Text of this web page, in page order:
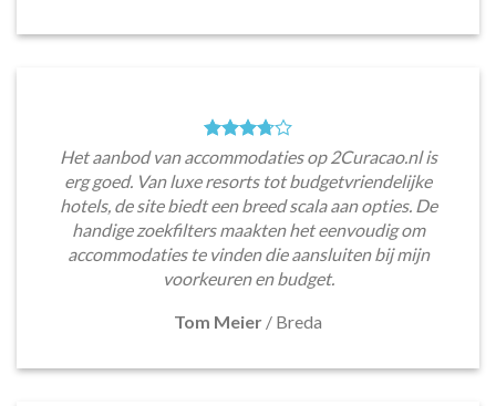
Het aanbod van accommodaties op 2Curacao.nl is
erg goed. Van luxe resorts tot budgetvriendelijke
hotels, de site biedt een breed scala aan opties. De
handige zoekfilters maakten het eenvoudig om
accommodaties te vinden die aansluiten bij mijn
voorkeuren en budget.
Tom Meier / Breda